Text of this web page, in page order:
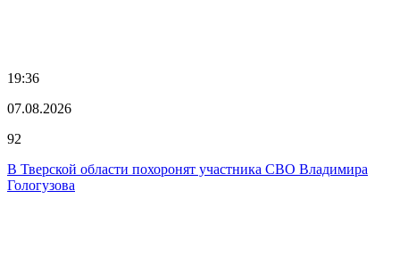
19:36
07.08.2026
92
В Тверской области похоронят участника СВО Владимира
Гологузова